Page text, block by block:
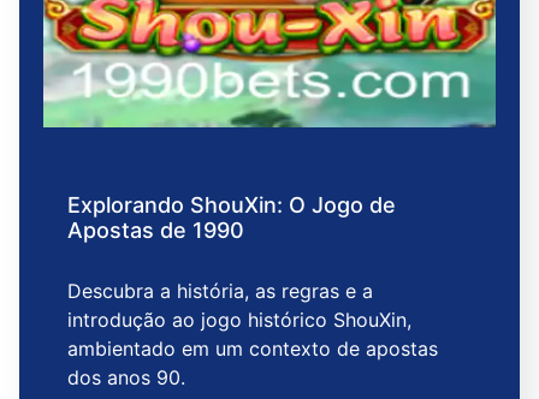
Explorando ShouXin: O Jogo de
Apostas de 1990
Descubra a história, as regras e a
introdução ao jogo histórico ShouXin,
ambientado em um contexto de apostas
dos anos 90.